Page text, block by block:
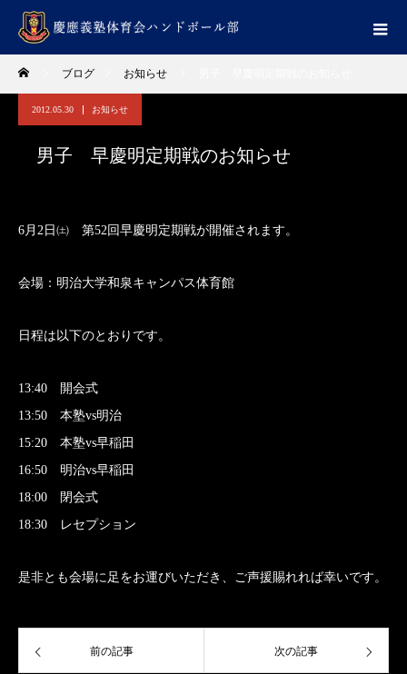
ブログ お知らせ
2012.05.30 お知らせ
男子 早慶明定期戦のお知らせ
6月2日㈯ 第52回早慶明定期戦が開催されます。
会場：明治大学和泉キャンパス体育館
日程は以下のとおりです。
13:40 開会式
13:50 本塾vs明治
15:20 本塾vs早稲田
16:50 明治vs早稲田
18:00 閉会式
18:30 レセプション
是非とも会場に足をお運びいただき、ご声援賜れれば幸いです。
前の記事 次の記事